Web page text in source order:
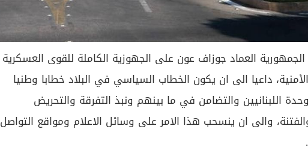
العماد جوزاف عون على الجهوزية الكاملة للقوى العسكرية
داعيا الى ان يكون الخطاب السياسي في البلاد خطابا وطنيا
اللبنانيين والتضامن في ما بينهم ونبذ التفرقة والتحريض
والى ان ينسحب هذا الامر على وسائل الاعلام ومواقع التواصل